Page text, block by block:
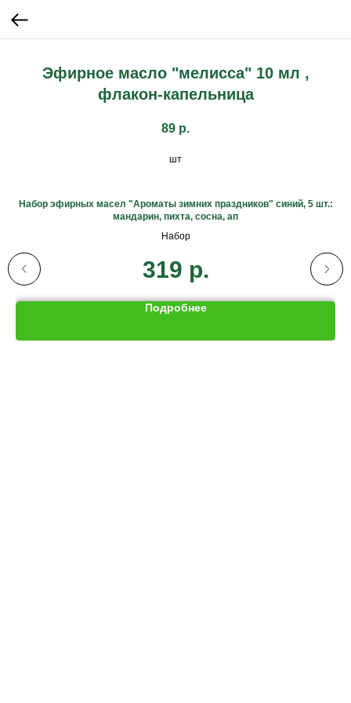
Эфирное масло "мелисса" 10 мл ,
флакон-капельница
89 р.
шт
Набор эфирных масел "Ароматы зимних праздников" синий, 5 шт.:
мандарин, пихта, сосна, ап
Набор
319 р.
Подробнее